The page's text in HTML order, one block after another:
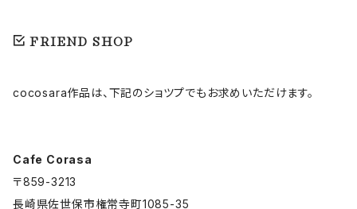
FRIEND SHOP
cocosara作品は、下記のショツプでもお求めいただけます。
Cafe Corasa
〒859-3213
長崎県佐世保市権常寺町1085-35